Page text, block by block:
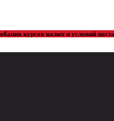
курсов валют и условий